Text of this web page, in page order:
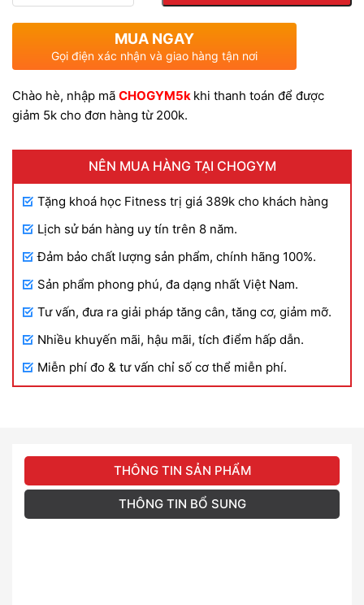
MUA NGAY
Gọi điện xác nhận và giao hàng tận nơi
Chào hè, nhập mã CHOGYM5k khi thanh toán để được
giảm 5k cho đơn hàng từ 200k.
NÊN MUA HÀNG TẠI CHOGYM
Tặng khoá học Fitness trị giá 389k cho khách hàng
Lịch sử bán hàng uy tín trên 8 năm.
Đảm bảo chất lượng sản phẩm, chính hãng 100%.
Sản phẩm phong phú, đa dạng nhất Việt Nam.
Tư vấn, đưa ra giải pháp tăng cân, tăng cơ, giảm mỡ.
Nhiều khuyến mãi, hậu mãi, tích điểm hấp dẫn.
Miễn phí đo & tư vấn chỉ số cơ thể miễn phí.
THÔNG TIN SẢN PHẨM
THÔNG TIN BỔ SUNG